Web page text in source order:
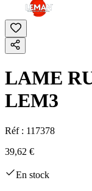
LAME
LEM3
Réf : 117378
39,62 €
En stock